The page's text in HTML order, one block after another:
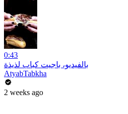
0:43
بالفيديو، باجيت كباب لذيذة
AtyabTabkha
2 weeks ago